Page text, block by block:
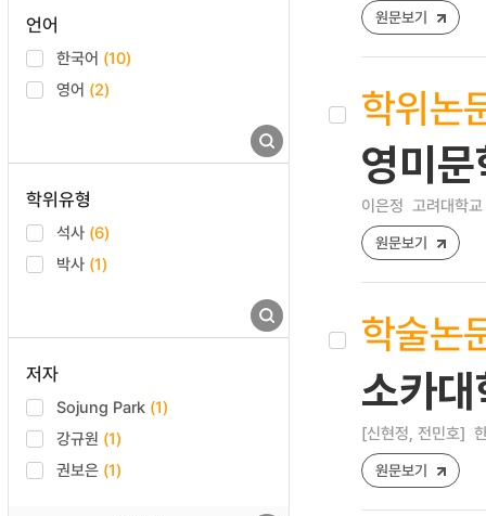
언어
한국어 (10)
영어 (2)
학위유형
석사 (6)
박사 (1)
저자
Sojung Park (1)
강규원 (1)
권보은 (1)
원문보기
학위논
영미
이은정 고려대학
원문보기
학술논
소카
[신현정, 전민호]
원문보기